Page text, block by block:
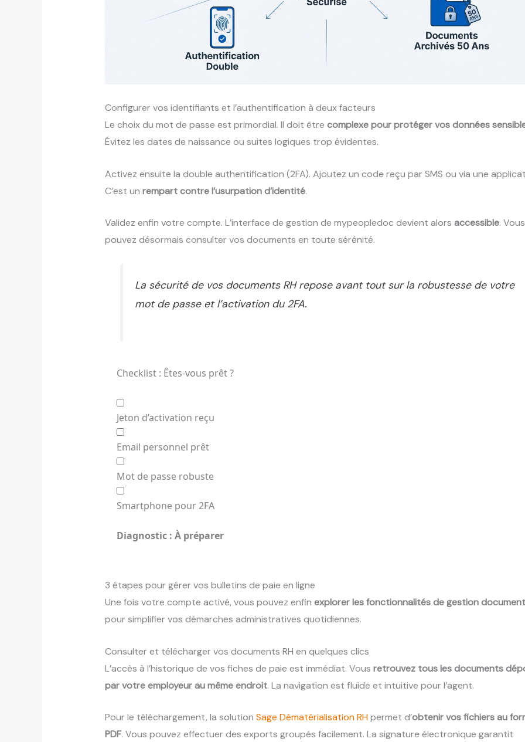
Configurer vos identifiants et l’authentification à deux facteurs
Le choix du mot de passe est primordial. Il doit être complexe pour protéger vos données
Évitez les dates de naissance ou suites logiques trop évidentes.
Activez ensuite la double authentification (2FA). Ajoutez un code reçu par SMS ou via une
C’est un rempart contre l’usurpation d’identité.
Validez enfin votre compte. L’interface de gestion de mypeopledoc devient alors accessible. Vous
pouvez désormais consulter vos documents en toute sérénité.
La sécurité de vos documents RH repose avant tout sur la robustesse de votre
mot de passe et l’activation du 2FA.
Checklist : Êtes-vous prêt ?
Jeton d’activation reçu
Email personnel prêt
Mot de passe robuste
Smartphone pour 2FA
Diagnostic : À préparer
3 étapes pour gérer vos bulletins de paie en ligne
Une fois votre compte activé, vous pouvez enfin explorer les fonctionnalités de gestion
pour simplifier vos démarches administratives quotidiennes.
Consulter et télécharger vos documents RH en quelques clics
L’accès à l’historique de vos fiches de paie est immédiat. Vous retrouvez tous les documents
par votre employeur au même endroit. La navigation est fluide et intuitive pour l’agent.
Pour le téléchargement, la solution Sage Dématérialisation RHpermet d’obtenir vos fichiers au
PDF. Vous pouvez effectuer des exports groupés facilement. La signature électronique garantit